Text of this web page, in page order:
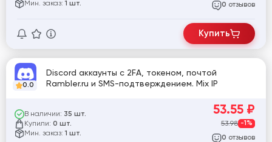
Мин. заказ: 1 шт. 0 отзывов
Купить
0.0
Discord аккаунты с 2FA, токеном, почтой
Rambler.ru и SMS-подтверждением. Mix IP
В наличии: 35 шт.
Купили: 0 шт.
Мин. заказ: 1 шт.
53.55 ₽
53.98 -1%
0 отзывов